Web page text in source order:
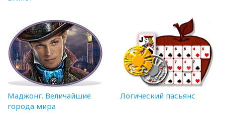
Маджонг. Величайшие
города мира
Логический пасьянс